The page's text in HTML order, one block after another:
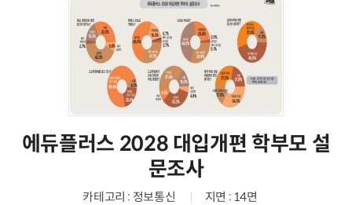
에듀플러스 2028 대입개편 학부모 설
문조사
카테고리 : 정보통신
지면 : 14면